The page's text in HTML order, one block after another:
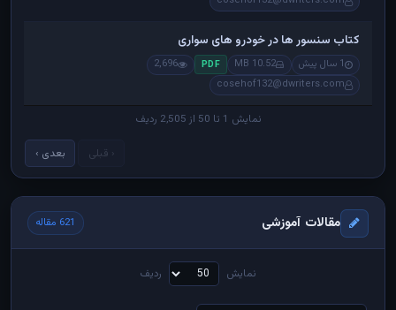
کتاب سنسور ها در خودرو های سواری
1 سال پیش 10.52 MB
PDF
2,696
cosehof132@dwriters.com
نمایش 1 تا 50 از 2,505 ردیف
‹ قبلی بعدی ›
مقالات آموزشی 621 مقاله
نمایش ردیف